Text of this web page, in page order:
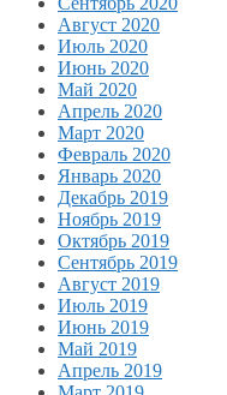
Август 2020
Июль 2020
Июнь 2020
Май 2020
Апрель 2020
Март 2020
Февраль 2020
Январь 2020
Декабрь 2019
Ноябрь 2019
Октябрь 2019
Сентябрь 2019
Август 2019
Июль 2019
Июнь 2019
Май 2019
Апрель 2019